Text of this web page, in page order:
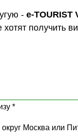
-e-TOURIST
получить
*
Москва или